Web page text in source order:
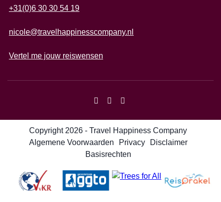
+31(0)6 30 30 54 19
nicole@travelhappinesscompany.nl
Vertel me jouw reiswensen
Copyright 2026 - Travel Happiness Company
Algemene Voorwaarden
Privacy
Disclaimer
Basisrechten